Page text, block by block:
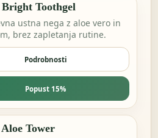
Toothgel
ustna nega z aloe vero in
brez zapletanja rutine.
Podrobnosti
Popust 15%
Tower